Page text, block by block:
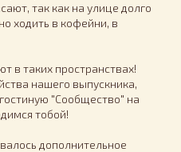
так как на улице долго
ходить в кофейни, в
в таких пространствах!
нашего выпускника,
"Сообщество" на
тобой!
дополнительное